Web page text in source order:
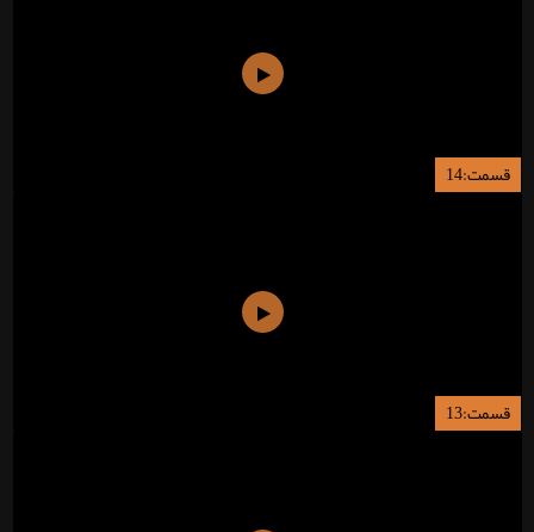
قسمت:14
قسمت:13